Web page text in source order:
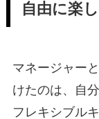
自由に楽
マネージャー
けたのは、自
フレキシブル